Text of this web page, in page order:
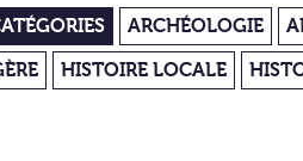
ARCHÉOLOGIE
HISTOIRE LOCALE